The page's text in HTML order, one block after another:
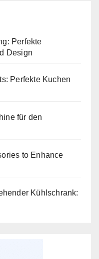
Perfekte
Design
Perfekte Kuchen
für den
to Enhance
Kühlschrank: